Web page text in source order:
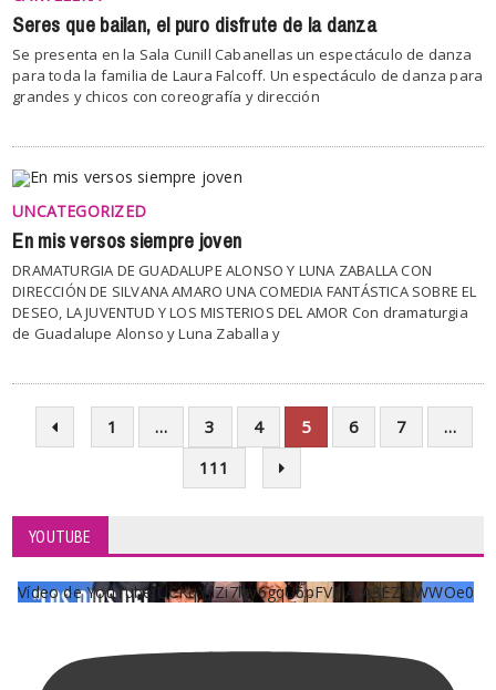
Seres que bailan, el puro disfrute de la danza
Se presenta en la Sala Cunill Cabanellas un espectáculo de danza
para toda la familia de Laura Falcoff. Un espectáculo de danza para
grandes y chicos con coreografía y dirección
UNCATEGORIZED
En mis versos siempre joven
DRAMATURGIA DE GUADALUPE ALONSO Y LUNA ZABALLA CON
DIRECCIÓN DE SILVANA AMARO UNA COMEDIA FANTÁSTICA SOBRE EL
DESEO, LA JUVENTUD Y LOS MISTERIOS DEL AMOR Con dramaturgia
de Guadalupe Alonso y Luna Zaballa y
1 … 3 4 5 6 7
…
111
YOUTUBE
Vídeo de YouTube UCKqYjiZi7lzy6gqU6pFVFiA_A3EZ9JWWOe0